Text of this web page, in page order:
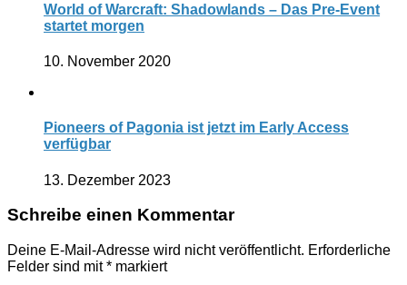
World of Warcraft: Shadowlands – Das Pre-Event
startet morgen
10. November 2020
Pioneers of Pagonia ist jetzt im Early Access
verfügbar
13. Dezember 2023
Schreibe einen Kommentar
Deine E-Mail-Adresse wird nicht veröffentlicht. Erforderliche
Felder sind mit* markiert